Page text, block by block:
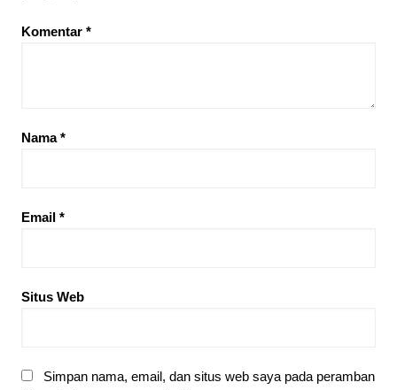
Komentar *
Nama*
Email *
Situs Web
Simpan nama, email, dan situs web saya pada peramban